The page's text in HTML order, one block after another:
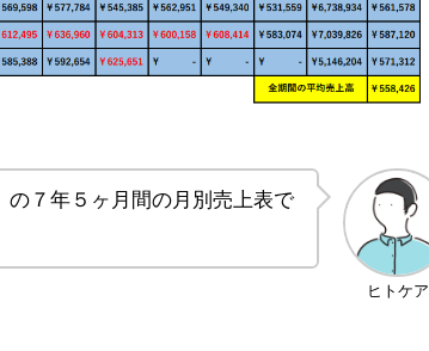
ヒトケア
７年５ヶ月間の月別売上表で